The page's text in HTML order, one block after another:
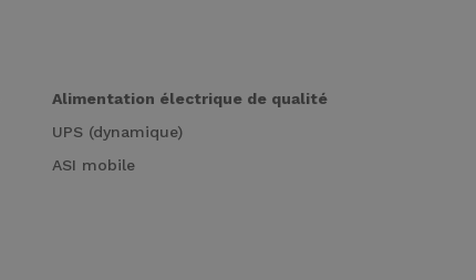
Alimentation électrique de qualité
UPS (dynamique)
ASI mobile